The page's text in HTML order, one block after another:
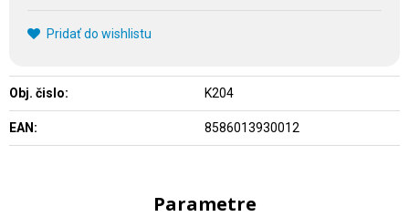
Pridať do wishlistu
Obj. čislo: K204
EAN: 8586013930012
Parametre